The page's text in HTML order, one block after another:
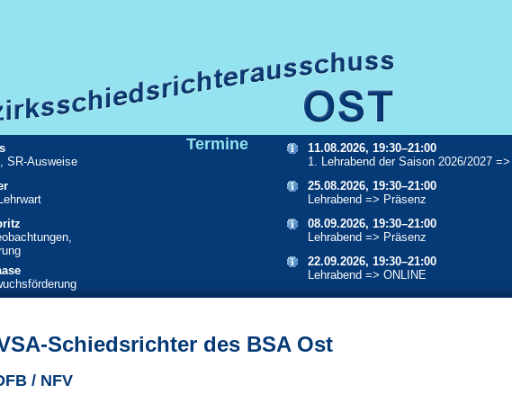
SR-Ausweise
Termine
11.08.2026, 19:30–21:00
1. Lehrabend der Saison 2026/2027
25.08.2026, 19:30–21:00
Lehrabend => Präsenz
08.09.2026, 19:30–21:00
Lehrabend => Präsenz
22.09.2026, 19:30–21:00
Lehrabend => ONLINE
Schiedsrichter des BSA Ost
/ NFV